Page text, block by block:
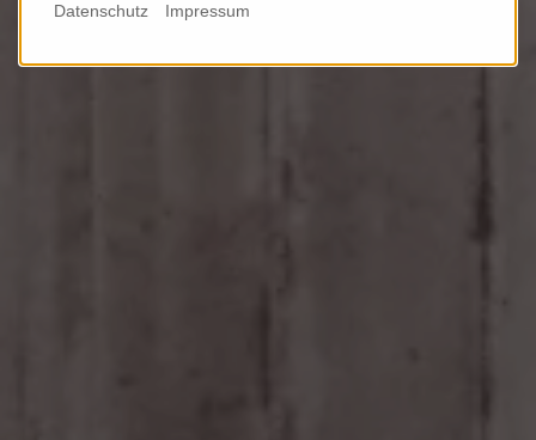
Datenschutz Impressum